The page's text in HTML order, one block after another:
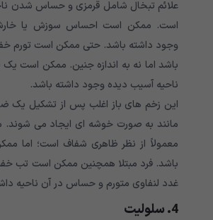
علائم تبخال شامل قرمزی و حساس شدن
است. ممکن است احساس سوزش یا
وجود داشته باشد. حتی ممکن است تورم
باشد اما نه به اندازه جنین. ممکن است یک
ناحیه آسیب دیده وجود داشته باشد.
این زخم های باز اغلب پس از تشکیل یک
مانند به صورت خوشه ای ایجاد می شوند.
معمولاً از نظر ظاهری شفاف است؛ اما
باشد. فرد مبتلا همچنین ممکن است تب
غدد لنفاوی متورم و حساس در آن ناحیه
4. سلولیت